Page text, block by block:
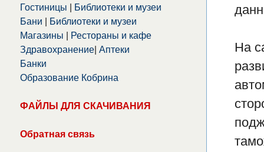
Гостиницы
Библиотеки и музеи
Бани
Библиотеки и музеи
Магазины
Рестораны и кафе
Здравохранение Аптеки
Банки
Образование Кобрина
ФАЙЛЫ ДЛЯ СКАЧИВАНИЯ
Обратная связь
На